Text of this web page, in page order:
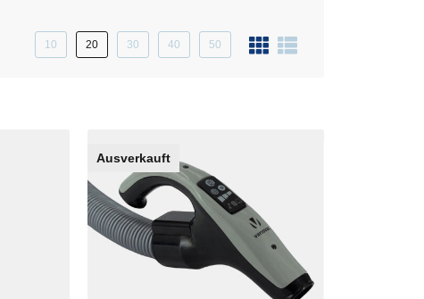
10 20 30 40 50
Ausverkauft